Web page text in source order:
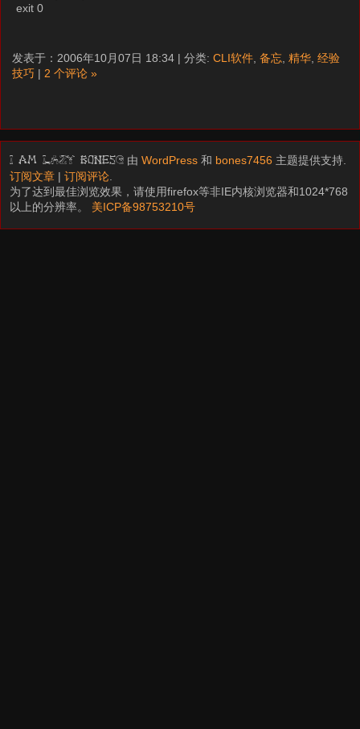
exit 0
发表于：2006年10月07日 18:34 | 分类: CLI软件 备忘 精华 经验
技巧 | 2 个评论 »
I am LAZY bones? 由WordPress 和 bones7456 主题提供支持.
订阅文章 |订阅评论
为了达到最佳浏览效果，请使用firefox等非IE内核浏览器和1024*768
以上的分辨率。 美ICP备98753210号